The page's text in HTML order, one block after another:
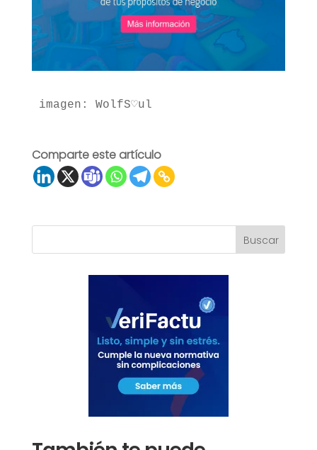
imagen: WolfS♡ul
Comparte este artículo